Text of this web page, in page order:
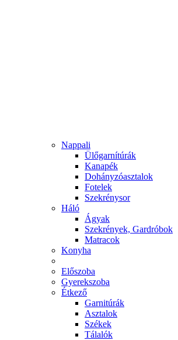
Nappali
Ülőgarnítúrák
Kanapék
Dohányzóasztalok
Fotelek
Szekrénysor
Háló
Ágyak
Szekrények, Gardróbok
Matracok
Konyha
Előszoba
Gyerekszoba
Étkező
Garnitúrák
Asztalok
Székek
Tálalók